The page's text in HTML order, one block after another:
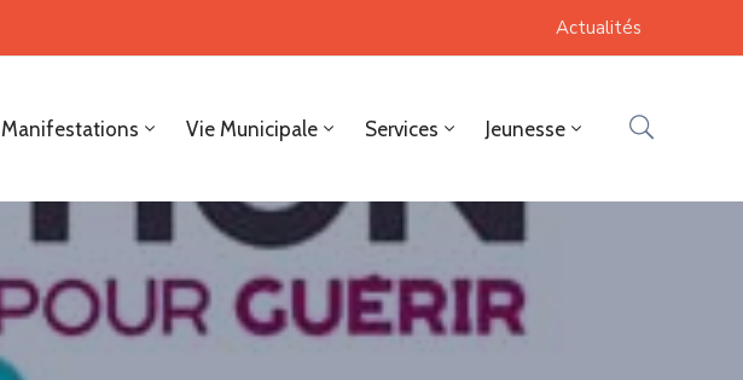
Actualités
Manifestations Vie Municipale Services Jeunesse